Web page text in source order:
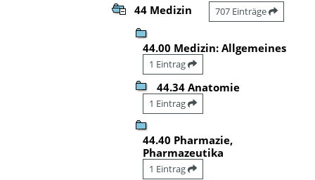
44 Medizin 707 Einträge
44.00 Medizin: Allgemeines
1 Eintrag
44.34 Anatomie
1 Eintrag
44.40 Pharmazie,
Pharmazeutika
1 Eintrag